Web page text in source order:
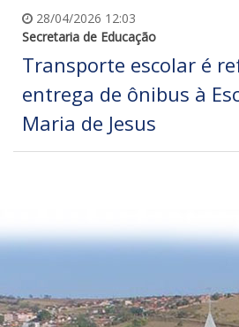
28/04/2026 12:03
Secretaria de Educação
Transporte escolar é
entrega de ônibus à
Maria de Jesus